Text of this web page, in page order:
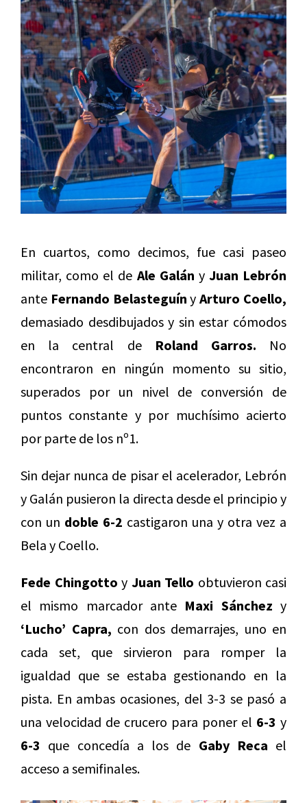
En cuartos, como decimos, fue casi paseo
militar, como el de Ale Galán y Juan Lebrón
ante Fernando Belasteguín yArturo Coello,
demasiado desdibujados y sin estar cómodos
en la central de Roland Garros. No
encontraron en ningún momento su sitio,
superados por un nivel de conversión de
puntos constante y por muchísimo acierto
por parte de los nº1.
Sin dejar nunca de pisar el acelerador, Lebrón
y Galán pusieron la directa desde el principio y
con un doble 6-2 castigaron una y otra vez a
Bela y Coello.
Fede Chingotto y Juan Tello obtuvieron casi
el mismo marcador ante Maxi Sánchez y
‘Lucho’ Capra, con dos demarrajes, uno en
cada set, que sirvieron para romper la
igualdad que se estaba gestionando en la
pista. En ambas ocasiones, del 3-3 se pasó a
una velocidad de crucero para poner el 6-3 y
6-3 que concedía a los de Gaby Reca el
acceso a semifinales.